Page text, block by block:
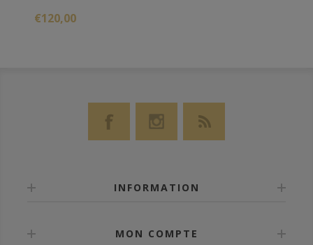
€120,00
INFORMATION
MON COMPTE